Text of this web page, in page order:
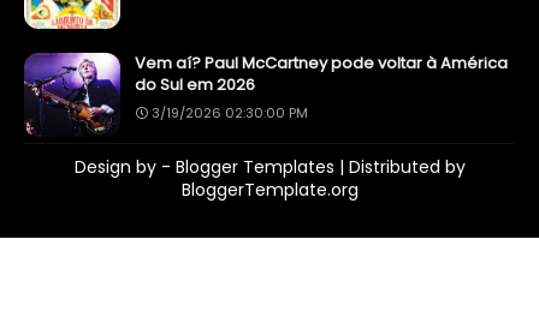
Vem aí? Paul McCartney pode voltar à América
do Sul em 2026
3/19/2026 02:30:00 PM
Design by - Blogger Templates | Distributed by
BloggerTemplate.org